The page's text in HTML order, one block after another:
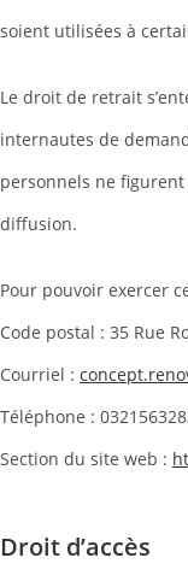
soient utilisées à
Le droit de retrait
internautes de
personnels ne
diffusion.
Pour pouvoir exercer
Code postal : 35 Rue
Courriel :
Téléphone :
Section du site web :
Droit d’accès